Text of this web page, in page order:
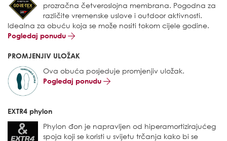
prozračna četveroslojna membrana. Pogodna za
različite vremenske uslove i outdoor aktivnosti.
Idealna za obuću koja se može nositi tokom cijele godine.
Pogledaj ponudu
PROMJENJIV ULOŽAK
Ova obuća posjeduje promjenjiv uložak.
Pogledaj ponudu
EXTR4 phylon
Phylon đon je napravljen od hiperamortizirajućeg
spoja koji se koristi u svijetu trčanja kako bi se